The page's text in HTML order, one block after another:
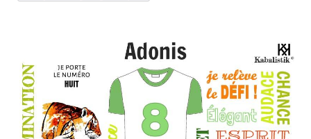
APPRENDRE LA NUMÉROLOGIE
EXPLORER LA NUMÉROLOGIE